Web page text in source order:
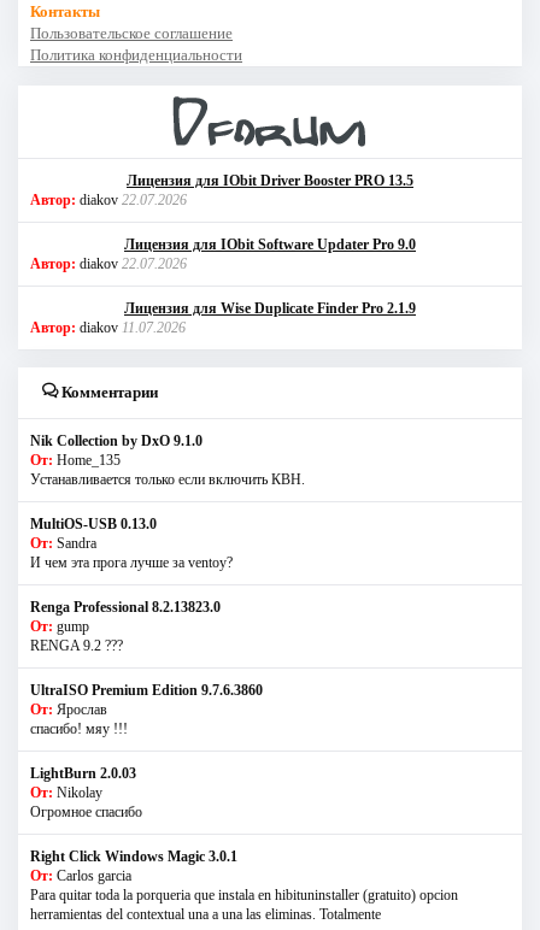
Контакты
Пользовательское соглашение
Политика конфиденциальности
Лицензия для IObit Driver Booster PRO 13.5
Автор: diakov 22.07.2026
Лицензия для IObit Software Updater Pro 9.0
Автор: diakov 22.07.2026
Лицензия для Wise Duplicate Finder Pro 2.1.9
Автор: diakov 11.07.2026
Комментарии
Nik Collection by DxO 9.1.0
От: Home_135
Устанавливается только если включить КВН.
MultiOS-USB 0.13.0
От: Sandra
И чем эта прога лучше за ventoy?
Renga Professional 8.2.13823.0
От: gump
RENGA 9.2 ???
UltraISO Premium Edition 9.7.6.3860
От: Ярослав
спасибо! мяу !!!
LightBurn 2.0.03
От: Nikolay
Огромное спасибо
Right Click Windows Magic 3.0.1
От: Carlos garcia
Para quitar toda la porqueria que instala en hibituninstaller (gratuito) opcion
herramientas del contextual una a una las eliminas. Totalmente